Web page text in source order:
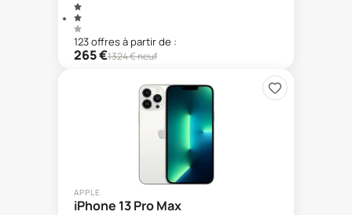
123offresà partir de :
265€1324€ neuf
APPLE
iPhone 13 Pro Max